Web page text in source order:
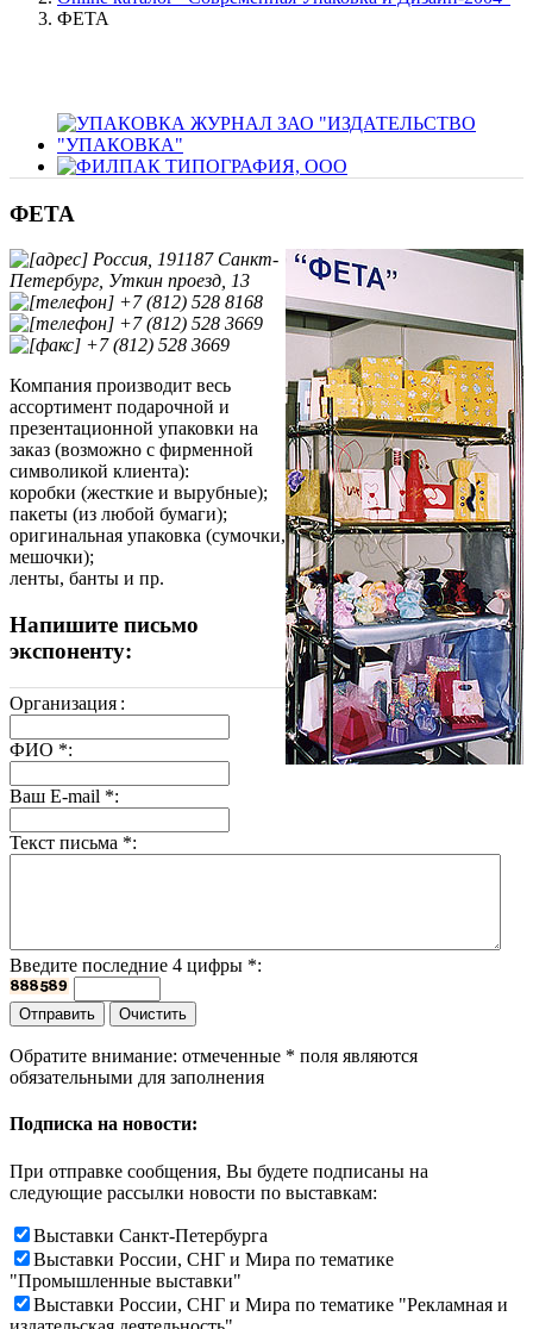
ФЕТА
ФЕТА
Россия, 191187 Санкт-
Петербург, Уткин проезд, 13
+7 (812) 528 8168
+7 (812) 528 3669
+7 (812) 528 3669
Компания производит весь
ассортимент подарочной и
презентационной упаковки на
заказ (возможно с фирменной
символикой клиента):
коробки (жесткие и вырубные);
пакеты (из любой бумаги);
оригинальная упаковка (сумочки,
мешочки);
ленты, банты и пр.
Напишите письмо
экспоненту:
Организация :
ФИО *:
Ваш E-mail *:
Текст письма *:
Введите последние 4 цифры *:
Обратите внимание: отмеченные * поля являются
обязательными для заполнения
Подписка на новости:
При отправке сообщения, Вы будете подписаны на
следующие рассылки новости по выставкам:
Выставки Санкт-Петербурга
Выставки России, СНГ и Мира по тематике
"Промышленные выставки"
Выставки России, СНГ и Мира по тематике "Рекламная и